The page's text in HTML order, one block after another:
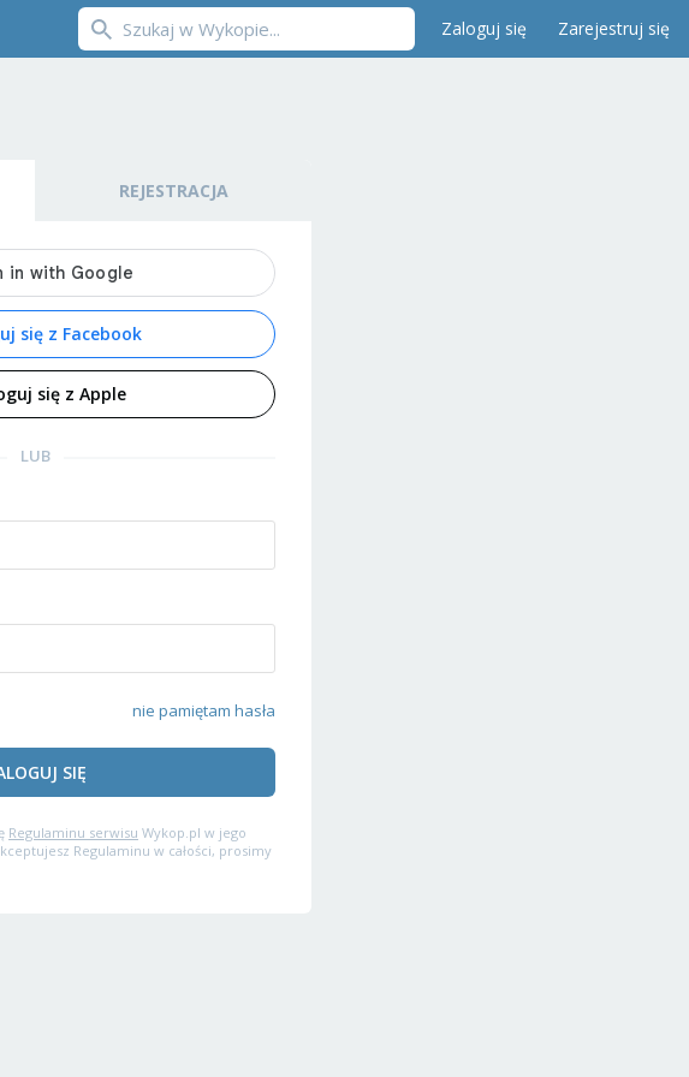
Zaloguj się Zarejestruj się
REJESTRACJA
się z Facebook
się z Apple
LUB
nie pamiętam hasła
SIĘ
Regulaminu serwisu Wykop.pl w jego
Regulaminu w całości, prosimy